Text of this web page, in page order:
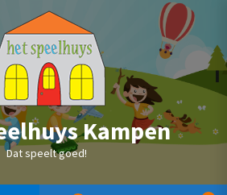
Kampen
Dat speelt goed!